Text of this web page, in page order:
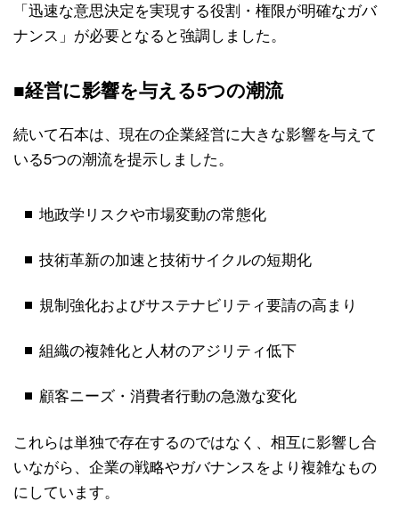
「迅速な意思決定を実現する役割・権限が明確なガバ
ナンス」が必要となると強調しました。
■経営に影響を与える5つの潮流
続いて石本は、現在の企業経営に大きな影響を与えて
いる5つの潮流を提示しました。
地政学リスクや市場変動の常態化
技術革新の加速と技術サイクルの短期化
規制強化およびサステナビリティ要請の高まり
組織の複雑化と人材のアジリティ低下
顧客ニーズ・消費者行動の急激な変化
これらは単独で存在するのではなく、相互に影響し合
いながら、企業の戦略やガバナンスをより複雑なもの
にしています。